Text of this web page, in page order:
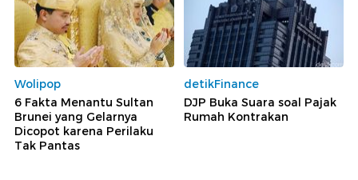
Wolipop
6 Fakta Menantu Sultan
Brunei yang Gelarnya
Dicopot karena Perilaku
Tak Pantas
detikFinance
DJP Buka Suara soal Pajak
Rumah Kontrakan